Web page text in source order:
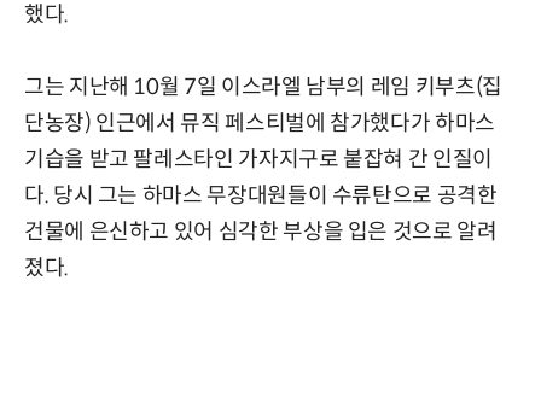
했다.
그는 지난해 10월 7일 이스라엘 남부의 레임 키부츠(집
단농장) 인근에서 뮤직 페스티벌에 참가했다가 하마스
기습을 받고 팔레스타인 가자지구로 붙잡혀 간 인질이
다. 당시 그는 하마스 무장대원들이 수류탄으로 공격한
건물에 은신하고 있어 심각한 부상을 입은 것으로 알려
졌다.